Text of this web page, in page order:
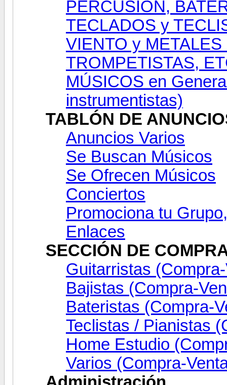
PERCUSIÓN,
TECLADOS y
VIENTO y
TROMPETISTAS,
MÚSICOS en
instrumentistas)
TABLÓN DE
Anuncios Varios
Se Buscan Músicos
Se Ofrecen Músicos
Conciertos
Promociona tu
Enlaces
SECCIÓN DE
Guitarristas
Bajistas (Compra-
Bateristas (Compra-
Teclistas / Pianistas
Home Estudio
Varios (Compra-